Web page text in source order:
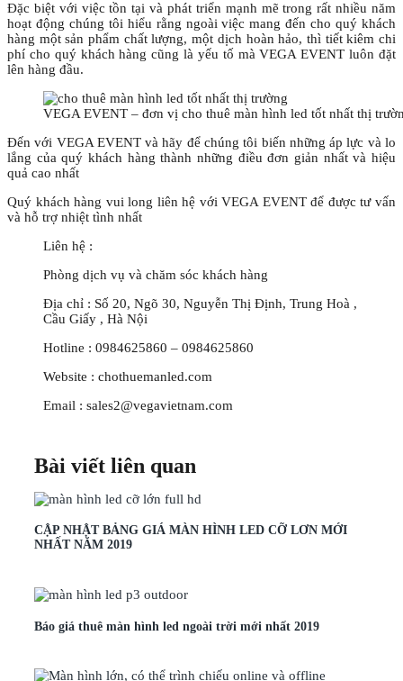
Đặc biệt với việc tồn tại và phát triển mạnh mẽ trong rất nhiều năm
hoạt động chúng tôi hiểu rằng ngoài việc mang đến cho quý khách
hàng một sản phẩm chất lượng, một dịch hoàn hảo, thì tiết kiêm chi
phí cho quý khách hàng cũng là yếu tố mà VEGA EVENT luôn đặt
lên hàng đầu.
VEGA EVENT – đơn vị cho thuê màn hình led tốt nhất thị
Đến với VEGA EVENT và hãy để chúng tôi biến những áp lực và lo
lắng của quý khách hàng thành những điều đơn giản nhất và hiệu
quả cao nhất
Quý khách hàng vui long liên hệ với VEGA EVENT để được tư vấn
và hỗ trợ nhiệt tình nhất
Liên hệ :
Phòng dịch vụ và chăm sóc khách hàng
Địa chỉ : Số 20, Ngõ 30, Nguyễn Thị Định, Trung Hoà ,
Cầu Giấy , Hà Nội
Hotline : 0984625860 – 0984625860
Website : chothuemanled.com
Email : sales2@vegavietnam.com
Bài viết liên quan
CẬP NHẬT BẢNG GIÁ MÀN HÌNH LED CỠ LƠN MỚI
NHẤT NĂM 2019
Báo giá thuê màn hình led ngoài trời mới nhất 2019